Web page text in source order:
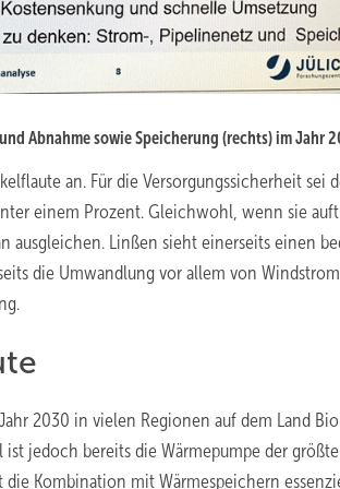
Abnahme sowie Speicherung (rechts) im Jahr
an. Für die Versorgungssicherheit sei
einem Prozent. Gleichwohl, wenn sie
ausgleichen. Linßen sieht einerseits einen
die Umwandlung vor allem von
2030 in vielen Regionen auf dem Land
jedoch bereits die Wärmepumpe der
Kombination mit Wärmespeichern